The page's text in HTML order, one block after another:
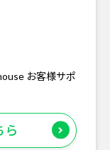
お客様サポ
ら